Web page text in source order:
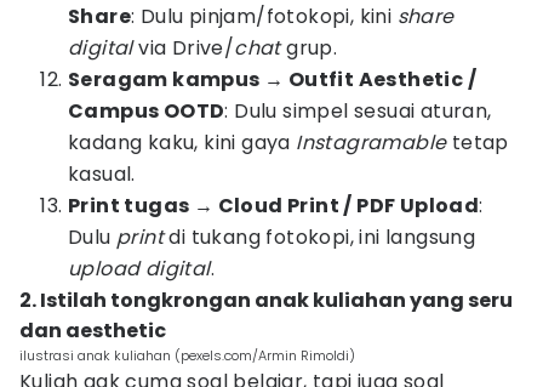
Share: Dulu pinjam/fotokopi, kini share
digitalvia Drive/chatgrup.
Seragam kampus → Outfit Aesthetic /
Campus OOTD: Dulu simpel sesuai aturan,
kadang kaku, kini gaya Instagramabletetap
kasual.
Print tugas → Cloud Print / PDF Upload:
Dulu printdi tukang fotokopi, ini langsung
upload digital.
2. Istilah tongkrongan anak kuliahan yang seru
dan aesthetic
ilustrasi anak kuliahan (pexels.com/Armin Rimoldi)